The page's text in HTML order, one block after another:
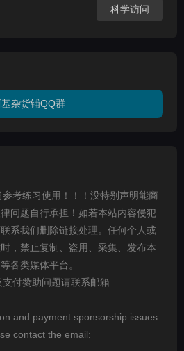
科学访问
杂货铺QQ群
考练习使用！！！没特别声明能商
问题自行承担！如若本站内容侵犯
系我们删除链接处理。任何个人或
，禁止复制、盗用、采集、发布本
各类媒体平台。
付赞助问题请联系邮箱
and payment sponsorship issues
contact the email: